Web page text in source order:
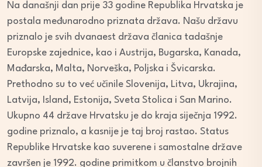
Na današnji dan prije 33 godine Republika Hrvatska je
postala međunarodno priznata država. Našu državu
priznalo je svih dvanaest država članica tadašnje
Europske zajednice, kao i Austrija, Bugarska, Kanada,
Mađarska, Malta, Norveška, Poljska i Švicarska.
Prethodno su to već učinile Slovenija, Litva, Ukrajina,
Latvija, Island, Estonija, Sveta Stolica i San Marino.
Ukupno 44 države Hrvatsku je do kraja siječnja 1992.
godine priznalo, a kasnije je taj broj rastao. Status
Republike Hrvatske kao suverene i samostalne države
završen je 1992. godine primitkom u članstvo brojnih